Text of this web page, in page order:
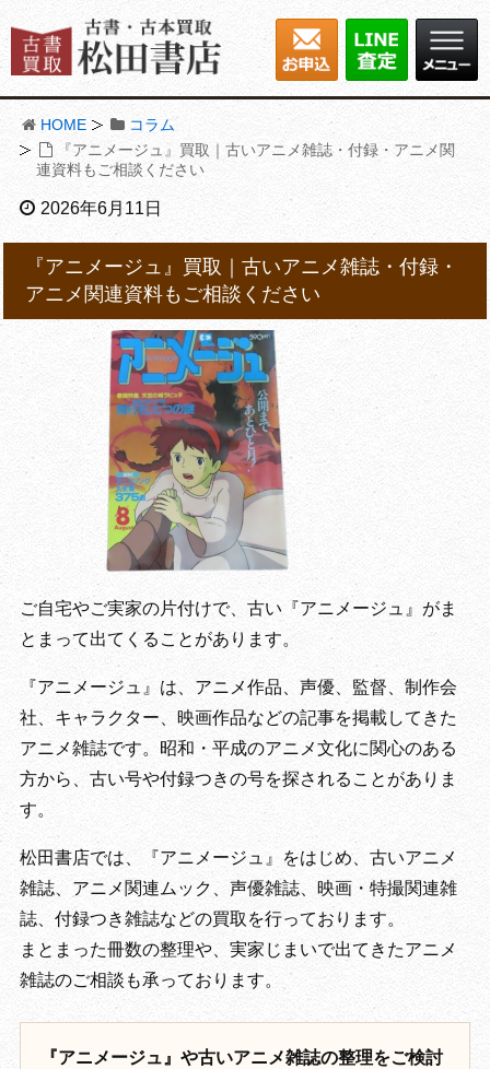
HOME
コラム
『アニメージュ』買取｜古いアニメ雑誌・付録・アニメ関
連資料もご相談ください
2026年6月11日
『アニメージュ』買取｜古いアニメ雑誌・付録・
アニメ関連資料もご相談ください
ご自宅やご実家の片付けで、古い『アニメージュ』がま
とまって出てくることがあります。
『アニメージュ』は、アニメ作品、声優、監督、制作会
社、キャラクター、映画作品などの記事を掲載してきた
アニメ雑誌です。昭和・平成のアニメ文化に関心のある
方から、古い号や付録つきの号を探されることがありま
す。
松田書店では、『アニメージュ』をはじめ、古いアニメ
雑誌、アニメ関連ムック、声優雑誌、映画・特撮関連雑
誌、付録つき雑誌などの買取を行っております。
まとまった冊数の整理や、実家じまいで出てきたアニメ
雑誌のご相談も承っております。
『アニメージュ』や古いアニメ雑誌の整理をご検討